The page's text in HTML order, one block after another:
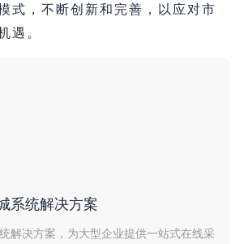
式，不断创新和完善，以应对市
遇。
系统解决方案
解决方案，为大型企业提供一站式在线采